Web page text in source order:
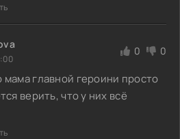
0 0
главной героини просто
верить, что у них всё